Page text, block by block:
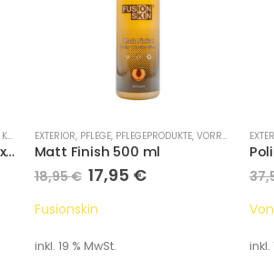
KUNSTSTOFF ,PFLEGE,PFLEGEPRODUKTE
Kunstoffreiniger „Restaurax“ 500 ml
EXTERIOR, PFLEGE, PFLEGEPRODUKTE, VORREINIGUNG
Matt Finish 500 ml
18,95€ 17,95 €
Fusionskin
inkl. 19 % MwSt. inkl.